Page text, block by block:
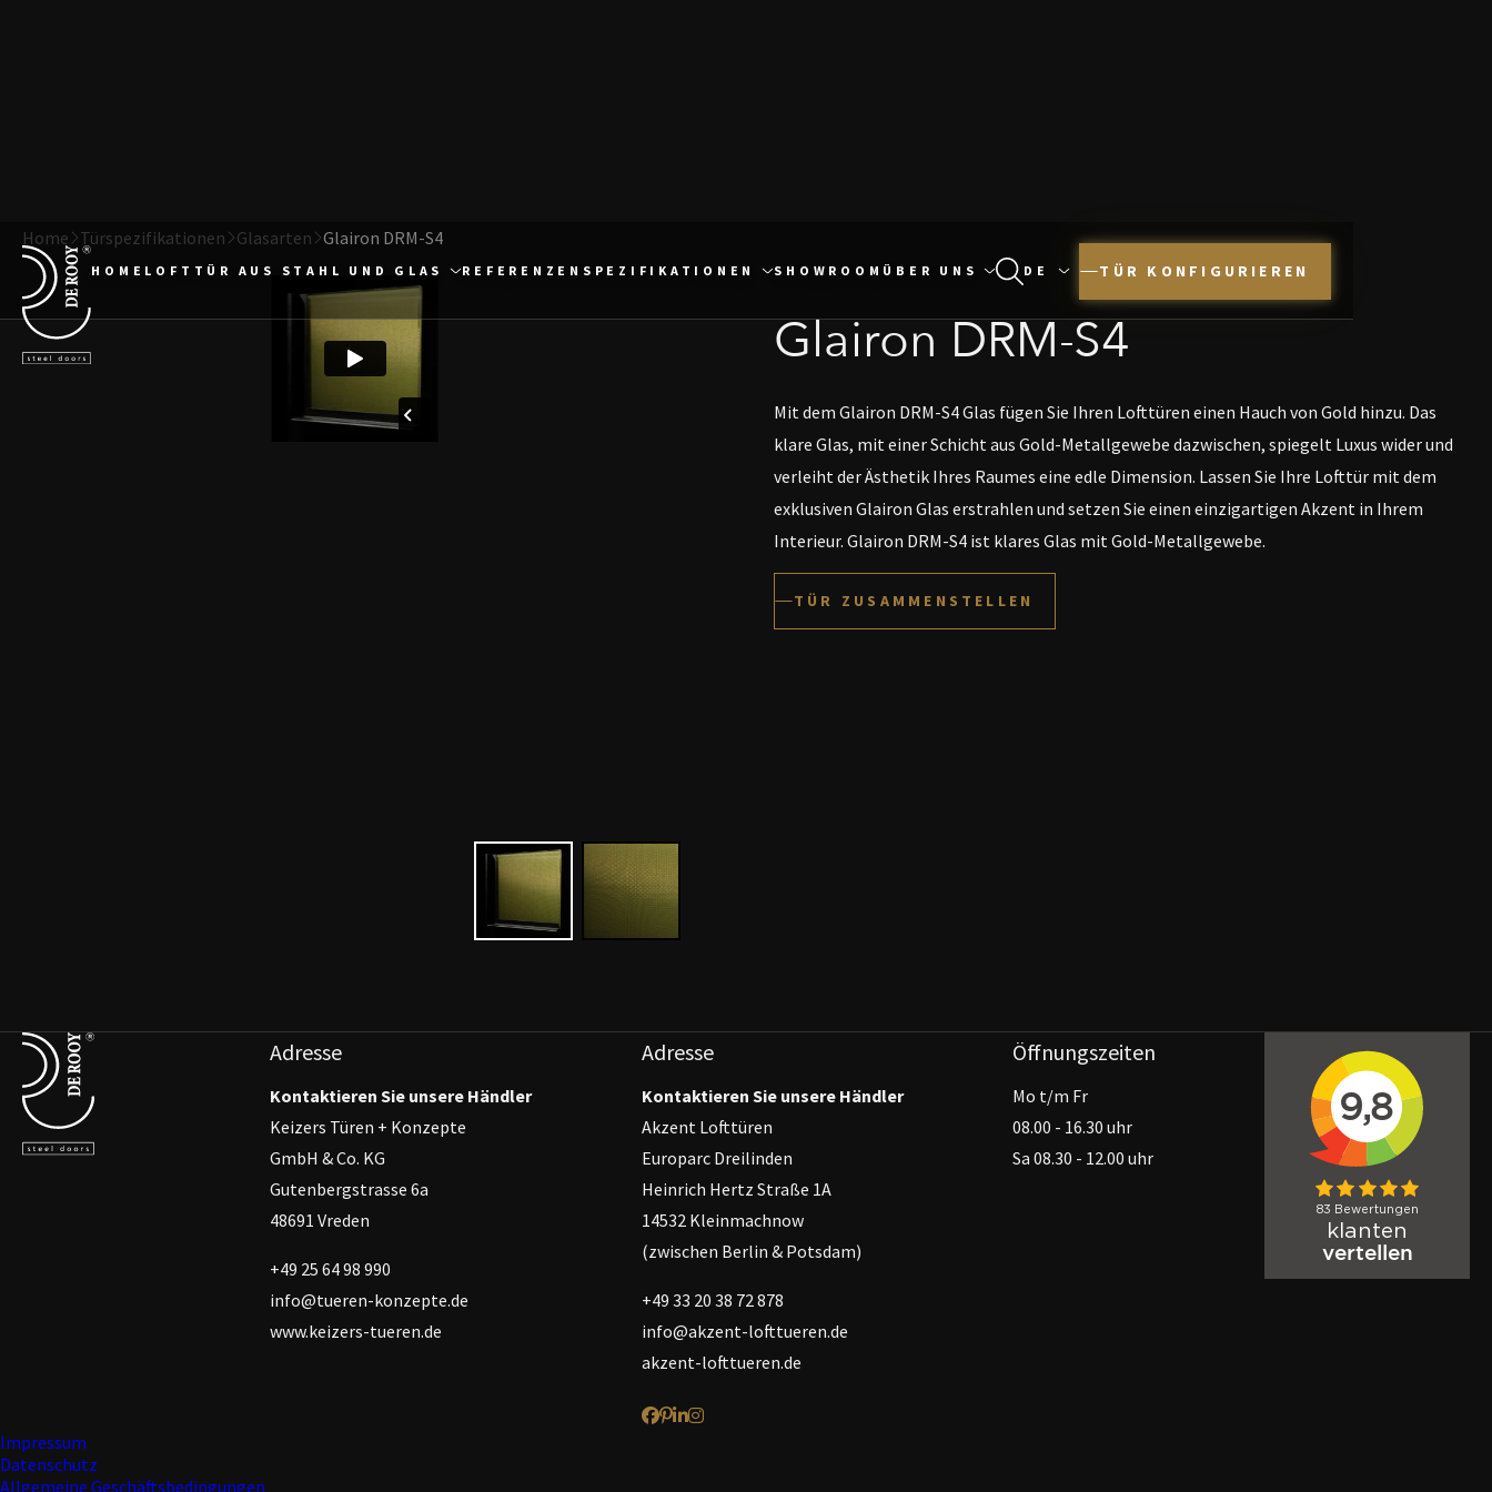
Direkt zum Inhalt
Terug naar de startpagina
HOME LOFTTÜR AUS STAHL UND GLAS REFERENZEN SPEZIFIKATIONEN SHOWROOM ÜBER UNS TÜR KONFIGURIEREN
Home Türspezifikationen Glasarten Glairon DRM-S4
Glairon DRM-S4
Mit dem Glairon DRM-S4 Glas fügen Sie Ihren Lofttüren einen Hauch von Gold hinzu. Das
klare Glas, mit einer Schicht aus Gold-Metallgewebe dazwischen, spiegelt Luxus wider und
verleiht der Ästhetik Ihres Raumes eine edle Dimension. Lassen Sie Ihre Lofttür mit dem
exklusiven Glairon Glas erstrahlen und setzen Sie einen einzigartigen Akzent in Ihrem
Interieur. Glairon DRM-S4 ist klares Glas mit Gold-Metallgewebe.
TÜR ZUSAMMENSTELLEN
Terug naar de startpagina Adresse
Kontaktieren Sie unsere Händler
Keizers Türen + Konzepte
GmbH & Co. KG
Gutenbergstrasse 6a
48691 Vreden
+49 25 64 98 990
info@tueren-konzepte.de
www.keizers-tueren.de
Öffnungszeiten
Mo t/m Fr
08.00 - 16.30 uhr
Sa 08.30 - 12.00 uhr
Adresse
Kontaktieren Sie unsere Händler
Akzent Lofttüren
Europarc Dreilinden
Heinrich Hertz Straße 1A
14532 Kleinmachnow
(zwischen Berlin & Potsdam)
+49 33 20 38 72 878
info@akzent-lofttueren.de
akzent-lofttueren.de
Impressum
Datenschutz
Allgemeine Geschäftsbedingungen